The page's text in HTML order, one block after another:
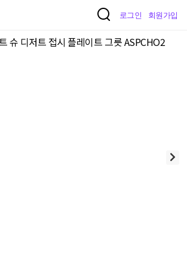
로그인 회원가입